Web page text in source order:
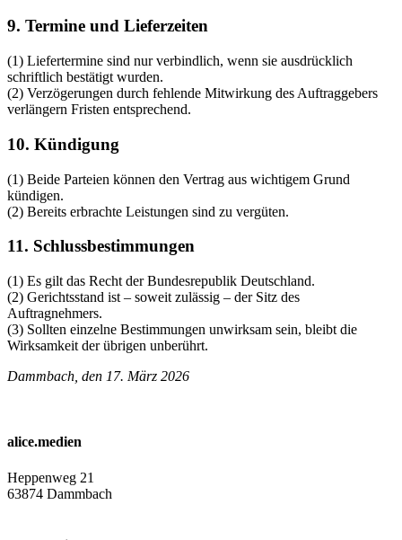
9. Termine und Lieferzeiten
(1) Liefertermine sind nur verbindlich, wenn sie ausdrücklich
schriftlich bestätigt wurden.
(2) Verzögerungen durch fehlende Mitwirkung des Auftraggebers
verlängern Fristen entsprechend.
10. Kündigung
(1) Beide Parteien können den Vertrag aus wichtigem Grund
kündigen.
(2) Bereits erbrachte Leistungen sind zu vergüten.
11. Schlussbestimmungen
(1) Es gilt das Recht der Bundesrepublik Deutschland.
(2) Gerichtsstand ist – soweit zulässig – der Sitz des
Auftragnehmers.
(3) Sollten einzelne Bestimmungen unwirksam sein, bleibt die
Wirksamkeit der übrigen unberührt.
Dammbach, den 17. März 2026
alice.medien
Heppenweg 21
63874 Dammbach